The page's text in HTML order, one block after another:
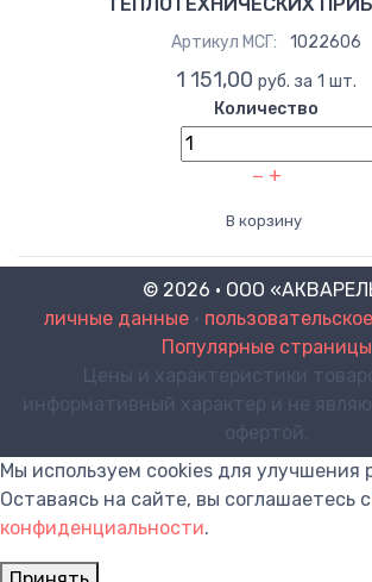
Артикул МСГ: 1022606
1 151,00 руб. за 1 шт.
Количество
− +
В корзину
© 2026 · ООО
личные данные•
Популярные страницы
Цены и характеристики
информативный характер и не
офертой.
Мы используем cookies для улучшения
Оставаясь на сайте, вы соглашаетесь с
конфиденциальности.